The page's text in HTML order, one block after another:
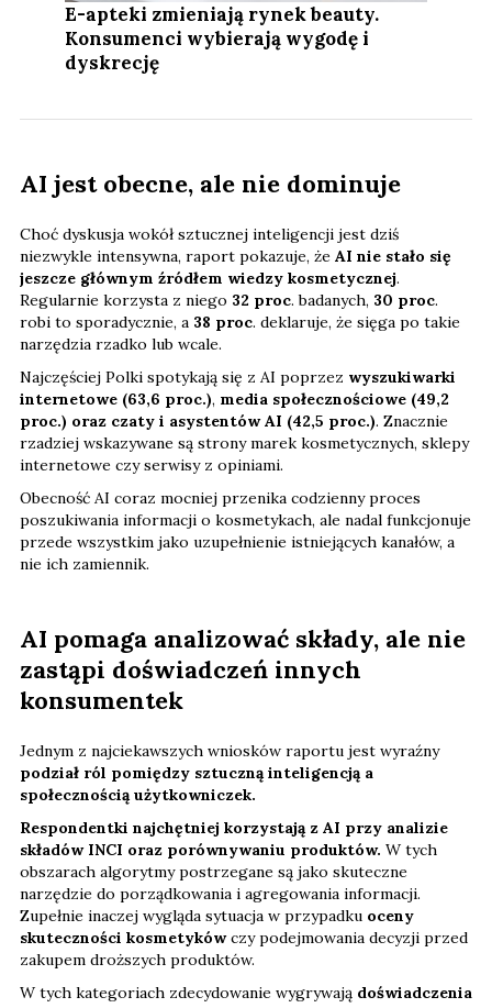
E-apteki zmieniają rynek beauty.
Konsumenci wybierają wygodę i
dyskrecję
AI jest obecne, ale nie dominuje
Choć dyskusja wokół sztucznej inteligencji jest dziś
niezwykle intensywna, raport pokazuje, że AI nie stało się
jeszcze głównym źródłem wiedzy kosmetycznej.
Regularnie korzysta z niego 32 proc. badanych, 30 proc.
robi to sporadycznie, a 38 proc. deklaruje, że sięga po takie
narzędzia rzadko lub wcale.
Najczęściej Polki spotykają się z AI poprzez wyszukiwarki
internetowe (63,6 proc.), media społecznościowe (49,2
proc.) oraz czaty i asystentów AI (42,5 proc.). Znacznie
rzadziej wskazywane są strony marek kosmetycznych, sklepy
internetowe czy serwisy z opiniami.
Obecność AI coraz mocniej przenika codzienny proces
poszukiwania informacji o kosmetykach, ale nadal funkcjonuje
przede wszystkim jako uzupełnienie istniejących kanałów, a
nie ich zamiennik.
AI pomaga analizować składy, ale nie
zastąpi doświadczeń innych
konsumentek
Jednym z najciekawszych wniosków raportu jest wyraźny
podział ról pomiędzy sztuczną inteligencją a
społecznością użytkowniczek.
Respondentki najchętniej korzystają z AI przy analizie
składów INCI oraz porównywaniu produktów. W tych
obszarach algorytmy postrzegane są jako skuteczne
narzędzie do porządkowania i agregowania informacji.
Zupełnie inaczej wygląda sytuacja w przypadku oceny
skuteczności kosmetykówczy podejmowania decyzji przed
zakupem droższych produktów.
W tych kategoriach zdecydowanie wygrywają doświadczenia